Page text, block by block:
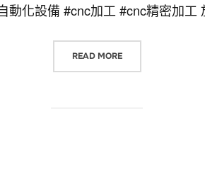
動化設備 #cnc加工 #cnc精密加
READ MORE“放電加工”